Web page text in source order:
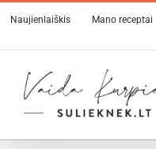
Skip
to
content
Naujienlaiškis Mano receptai